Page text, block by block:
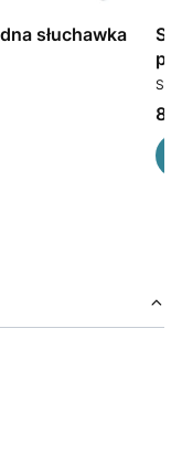
słuchawka